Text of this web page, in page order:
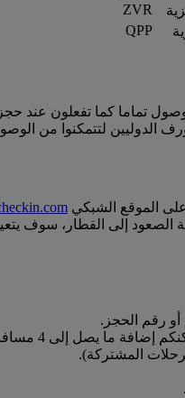
ZVR
QPP
تماما كما تفعلون عند
لتتمكنوا من
الموقع الشبكي
الصعود إلى القطار، سوف
أو رقم الحجز.
طوال مسار الرحلة ومسجلين في نفس حجز الرحلة.
المشتركة).